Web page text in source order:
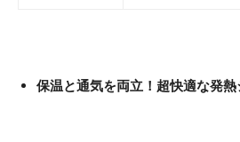
保温と通気を両立！超快適な発熱